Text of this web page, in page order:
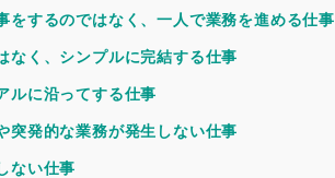
をするのではなく、一人で業務を進める仕事
なく、シンプルに完結する仕事
ルに沿ってする仕事
突発的な業務が発生しない仕事
ない仕事